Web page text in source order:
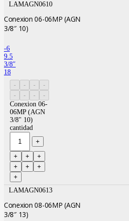
LAMAGN0610
Conexion 06-06MP (AGN
3/8″ 10)
-6
9.5
3/8″
18
Conexion 06-
06MP (AGN
3/8" 10)
cantidad
LAMAGN0613
Conexion 08-06MP (AGN
3/8″ 13)